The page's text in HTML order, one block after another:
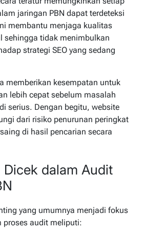
jaringan PBN dapat terdeteksi
membantu menjaga kualitas
sehingga tidak menimbulkan
strategi SEO yang sedang
memberikan kesempatan untuk
lebih cepat sebelum masalah
serius. Dengan begitu, website
dari risiko penurunan peringkat
di hasil pencarian secara
dalam Audit
yang umumnya menjadi fokus
proses audit meliputi: